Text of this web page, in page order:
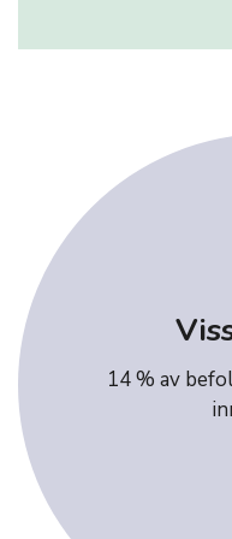
14 % av